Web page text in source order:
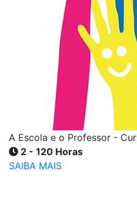
A Escola e o Professor -
2 - 120 Horas
SAIBA MAIS